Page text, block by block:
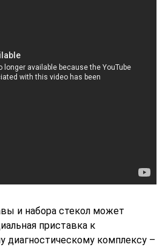
и набора стекол может
приставка к
диагностическому комплексу –